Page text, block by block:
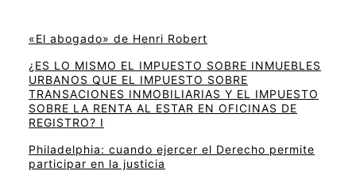
«El abogado» de Henri Robert
¿ES LO MISMO EL IMPUESTO SOBRE INMUEBLES
URBANOS QUE EL IMPUESTO SOBRE
TRANSACIONES INMOBILIARIAS Y EL IMPUESTO
SOBRE LA RENTA AL ESTAR EN OFICINAS DE
REGISTRO? I
Philadelphia: cuando ejercer el Derecho permite
participar en la justicia